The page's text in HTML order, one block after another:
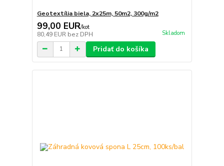
Geotextília biela, 2x25m, 50m2, 300g/m2
99,00 EUR/kot
80,49 EUR bez DPH Skladom
Pridať do košíka